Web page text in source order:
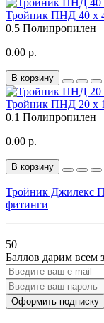
Тройник ПНД 40 х
0.5 Полипропилен
0.00 р.
В корзину
Тройник ПНД 20 х
0.1 Полипропилен
0.00 р.
В корзину
Тройник Джилекс
фитинги
50
Баллов дарим всем
Оформить подписку